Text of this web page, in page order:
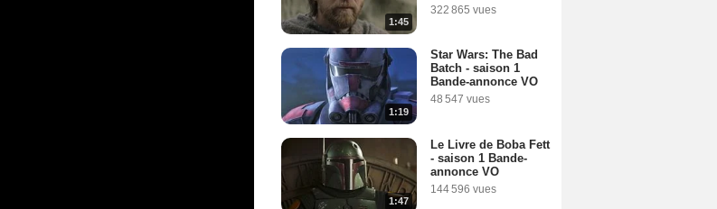
1:45
322 865 vues
1:19
Star Wars: The Bad
Batch - saison 1
Bande-annonce VO
48 547 vues
1:47
Le Livre de Boba Fett
- saison 1 Bande-
annonce VO
144 596 vues